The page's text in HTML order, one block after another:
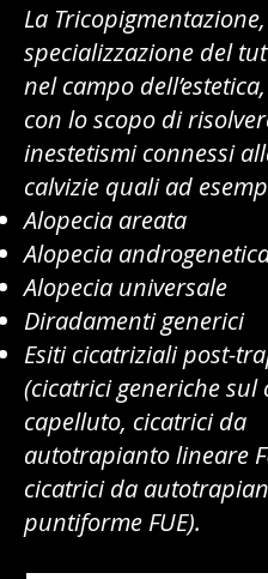
La Tricopigmentazione,
specializzazione del
nel campo
con lo scopo di
inestetismi connessi
calvizie quali ad
Alopecia areata
Alopecia
Alopecia universale
Diradamenti generici
Esiti cicatriziali post-
(cicatrici generiche sul
capelluto, cicatrici da
autotrapianto lineare
cicatrici da
puntiforme FUE).